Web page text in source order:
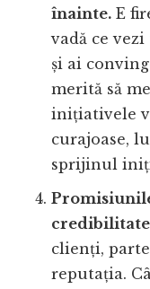
înainte. E
vadă ce
și ai
merită să
inițiativele
curajoase,
sprijinul
clienți,
reputația.